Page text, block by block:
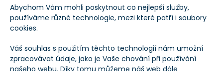
Abychom Vám mohli poskytnout co nejlepší služby,
používáme různé technologie, mezi které patří i soubory
cookies.
Váš souhlas s použitím těchto technologií nám umožní
zpracovávat údaje, jako je Vaše chování při používání
našeho webu. Díky tomu můžeme náš web dále
PATRIK KUDLÁČEK| PŘED 11 MĚSÍCI
často obchodovat a jak
obchody řídit